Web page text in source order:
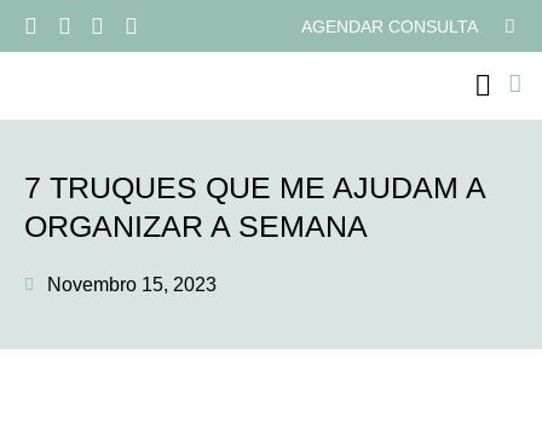
AGENDAR CONSULTA
7 TRUQUES QUE ME AJUDAM A
ORGANIZAR A SEMANA
Novembro 15, 2023